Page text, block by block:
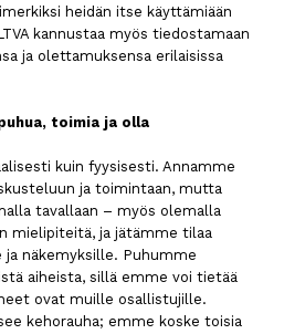
heidän itse käyttämiään
kannustaa myös tiedostamaan
ja olettamuksensa erilaisissa
toimia ja olla
kuin fyysisesti. Annamme
ja toimintaan, mutta
tavallaan – myös olemalla
mielipiteitä, ja jätämme tilaa
näkemyksille. Puhumme
aiheista, sillä emme voi tietää
ovat muille osallistujille.
kehorauha; emme koske toisia